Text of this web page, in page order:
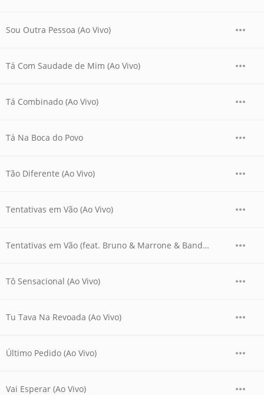
Sou Outra Pessoa (Ao Vivo)
Tá Com Saudade de Mim (Ao Vivo)
Tá Combinado (Ao Vivo)
Tá Na Boca do Povo
Tão Diferente (Ao Vivo)
Tentativas em Vão (Ao Vivo)
Tentativas em Vão (feat. Bruno & Marrone & Banda Garota Safada) [Ao Vivo]
Tô Sensacional (Ao Vivo)
Tu Tava Na Revoada (Ao Vivo)
Último Pedido (Ao Vivo)
Vai Esperar (Ao Vivo)